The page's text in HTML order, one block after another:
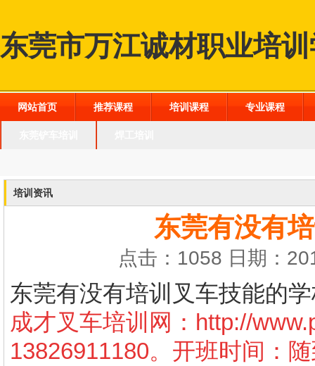
东莞市万江诚材职业培
网站首页 推荐课程 培训课程 专业课程
培训资讯
东莞有没有
点击：1058 日期：
东莞有没有培训叉车技能的
成才叉车培训网： http://
13826911180。开班时间：